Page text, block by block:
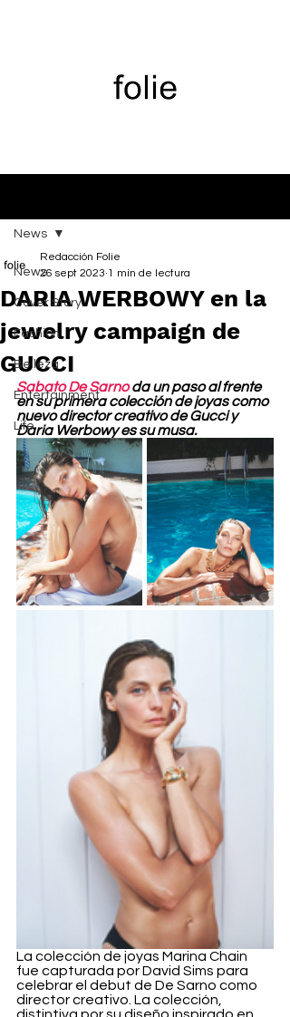
News
Cover Story
Fashion
Belleza
Entertainment
Life
News
DARIA WERBOWY en la
jewelry campaign de
GUCCI
Redacción Folie
26 sept 2023 1 min de lectura
Sabato De Sarno da un paso al frente
en su primera colección de joyas como
nuevo director creativo de Gucci y
Daria Werbowy es su musa.
La colección de joyas Marina Chain
fue capturada por David Sims para
celebrar el debut de De Sarno como
director creativo. La colección,